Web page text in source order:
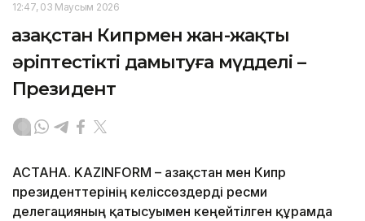
12:47, 03 Маусым 2026
Қазақстан Кипрмен жан-жақты
әріптестікті дамытуға мүдделі –
Президент
АСТАНА. KAZINFORM – Қазақстан мен Кипр
президенттерінің келіссөздерді ресми
делегацияның қатысуымен кеңейтілген құрамда